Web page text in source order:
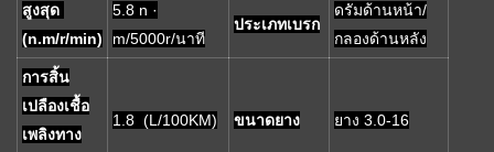
สูงสุด
(n.m/r/min)
5.8 n ·
m/5000r/นาที
ประเภทเบรก
ดรัมด้านหน้า/
กลองด้านหลัง
การสิ้น
เปลืองเชื้อ
เพลิงทาง
1.8 (L/100KM) ขนาดยาง ยาง 3.0-16